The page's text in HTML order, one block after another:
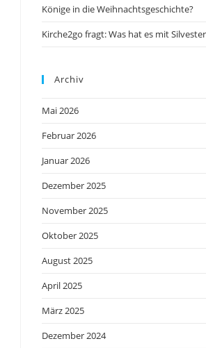
Könige in die Weihnachtsgeschichte?
Kirche2go fragt: Was hat es mit
Archiv
Mai 2026
Februar 2026
Januar 2026
Dezember 2025
November 2025
Oktober 2025
August 2025
April 2025
März 2025
Dezember 2024